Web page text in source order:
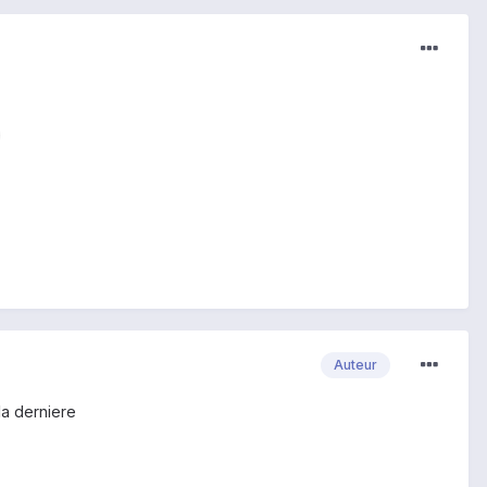
Auteur
derniere